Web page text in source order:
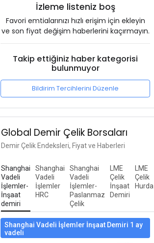
İzleme listeniz boş
Favori emtialarınızı hızlı erişim için ekleyin
ve son fiyat değişim haberlerini kaçırmayın.
Takip ettiğiniz haber kategorisi
bulunmuyor
Bildirim Tercihlerini Düzenle
Global Demir Çelik Borsaları
Demir Çelik Endeksleri, Fiyat ve Haberleri
Shanghai
Vadeli
İşlemler-
İnşaat
demiri
Shanghai
Vadeli
İşlemler
HRC
Shanghai
Vadeli
İşlemler-
Paslanmaz
Çelik
LME
Çelik
İnşaat
Demiri
LME
Çelik
Hurda
Shanghai Vadeli İşlemler İnşaat Demiri 1 ay
vadeli